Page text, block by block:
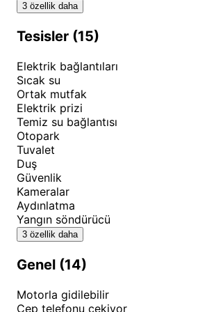
3 özellik daha
Tesisler (15)
Elektrik bağlantıları
Sıcak su
Ortak mutfak
Elektrik prizi
Temiz su bağlantısı
Otopark
Tuvalet
Duş
Güvenlik
Kameralar
Aydınlatma
Yangın söndürücü
3 özellik daha
Genel (14)
Motorla gidilebilir
Cep telefonu çekiyor